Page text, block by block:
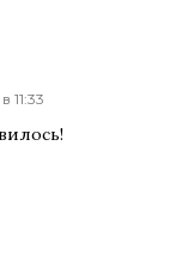
11:33